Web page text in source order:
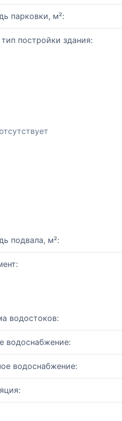
парковки, м²:
постройки здания:
подвала, м²:
водостоков:
водоснабжение:
водоснабжение: